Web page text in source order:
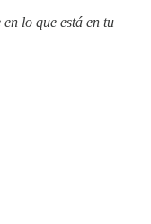
lo que está en tu